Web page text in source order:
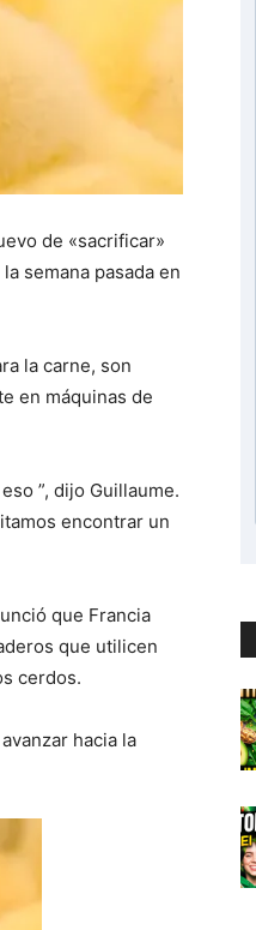
de «sacrificar»
semana pasada en
la carne, son
en máquinas de
”, dijo Guillaume.
encontrar un
que Francia
que utilicen
cerdos.
hacia la